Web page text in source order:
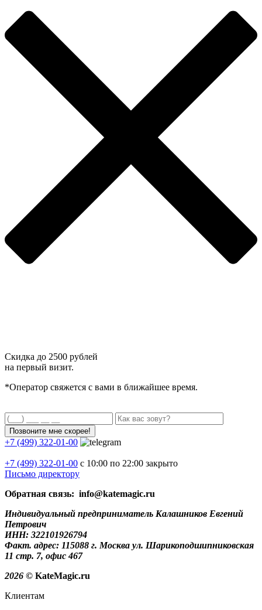
Скидка до 2500 рублей
на первый визит.
*Оператор свяжется с вами в ближайшее время.
+7 (499) 322-01-00
+7 (499) 322-01-00 с 10:00 по 22:00 закрыто
Письмо директору
Обратная связь: info@katemagic.ru
Индивидуальный предприниматель Калашников Евгений
Петрович
ИНН: 322101926794
Факт. адрес: 115088 г. Москва ул. Шарикоподшипниковская
11 стр. 7, офис 467
2026 © KateMagic.ru
Клиентам